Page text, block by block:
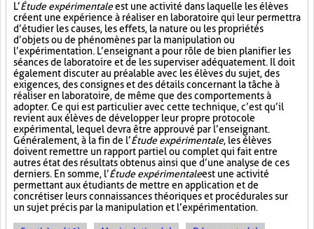
L’Étude expérimentaleest une activité dans laquelle les élèves
créent une expérience à réaliser en laboratoire qui leur permettra
d’étudier les causes, les effets, la nature ou les propriétés
d’objets ou de phénomènes par la manipulation ou
l’expérimentation. L’enseignant a pour rôle de bien planifier les
séances de laboratoire et de les superviser adéquatement. Il doit
également discuter au préalable avec les élèves du sujet, des
exigences, des consignes et des détails concernant la tâche à
réaliser en laboratoire, de même que des comportements à
adopter. Ce qui est particulier avec cette technique, c’est qu’il
revient aux élèves de développer leur propre protocole
expérimental, lequel devra être approuvé par l’enseignant.
Généralement, à la fin de l’Étude expérimentale, les élèves
doivent remettre un rapport partiel ou complet qui fait entre
autres état des résultats obtenus ainsi que d’une analyse de ces
derniers. En somme, l’Étude expérimentaleest une activité
permettant aux étudiants de mettre en application et de
concrétiser leurs connaissances théoriques et procédurales sur
un sujet précis par la manipulation et l’expérimentation.